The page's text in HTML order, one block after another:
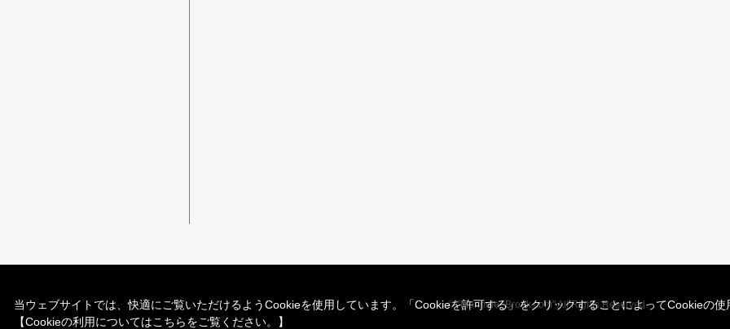
© "Morinoie_Brook.com" All Rights Reserved.
当ウェブサイトでは、快適にご覧いただけるようCookieを使用しています。「Cookieを許可する」をクリックすることによってCookieの使
【Cookieの利用についてはこちらをご覧ください。】